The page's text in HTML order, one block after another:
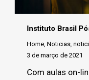
Instituto Brasil
Home, Noticias,
3 de março de 2021
Com aulas on-